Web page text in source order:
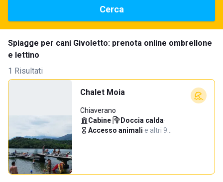
Cerca
Spiagge per cani Givoletto: prenota online ombrellone
e lettino
1 Risultati
Chalet Moia
Chiaverano
Cabine· Doccia calda·
Accesso animali·e altri 9…